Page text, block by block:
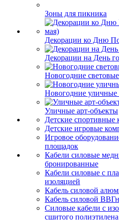
Зоны для пикника
Декорации ко Дню
Декорации на День
Новогодние
Новогодние
Уличные арт-объекты
Детские спортивные
Детские игровые
Игровое
площадок
Кабели силовые
бронированные
Кабели силовые с
изоляцией
Кабель силовой
Кабель силовой
Силовые кабели с
сшитого полиэтилена